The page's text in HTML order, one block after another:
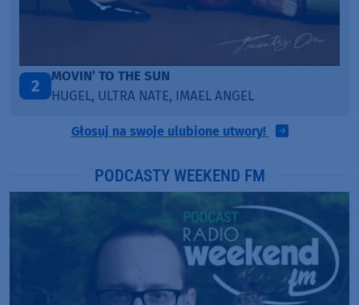
3
TAŃCZ!
BLETKA
Głosuj na swoje ulubione utwory!
PODCASTY WEEKEND FM